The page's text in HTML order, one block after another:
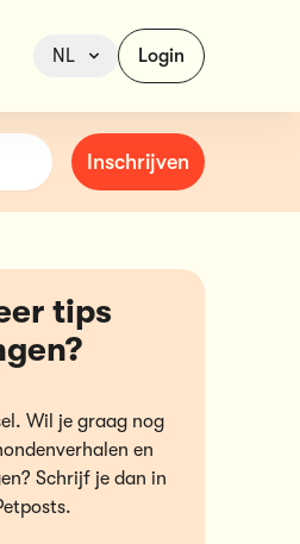
NL Login
Inschrijven
tips
Wil je graag nog
en
Schrijf je dan in